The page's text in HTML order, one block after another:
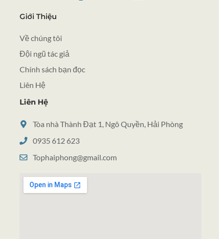
Giới Thiệu
Về chúng tôi
Đội ngũ tác giả
Chính sách bạn đọc
Liên Hệ
Liên Hệ
Tòa nhà Thành Đạt 1, Ngô Quyền, Hải Phòng
0935 612 623
Tophaiphong@gmail.com